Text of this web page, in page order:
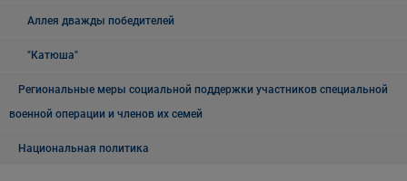
Аллея дважды победителей
"Катюша"
Региональные меры социальной поддержки участников специальной
военной операции и членов их семей
Национальная политика